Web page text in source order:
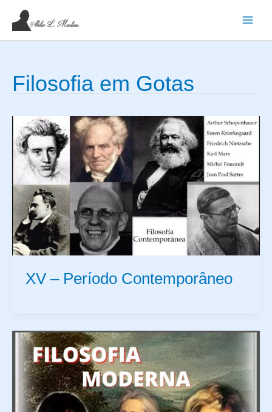
para
Filosofia em Gotas
XV – Período Contemporâneo